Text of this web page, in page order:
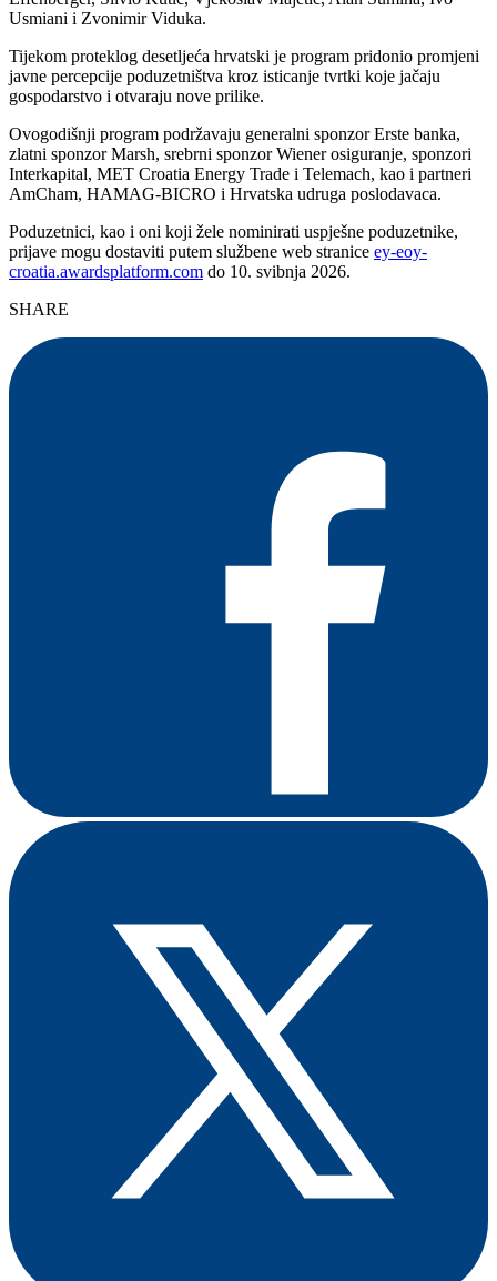
Usmiani i Zvonimir Viduka.
Tijekom proteklog desetljeća hrvatski je program pridonio promjeni
javne percepcije poduzetništva kroz isticanje tvrtki koje jačaju
gospodarstvo i otvaraju nove prilike.
Ovogodišnji program podržavaju generalni sponzor Erste banka,
zlatni sponzor Marsh, srebrni sponzor Wiener osiguranje, sponzori
Interkapital, MET Croatia Energy Trade i Telemach, kao i partneri
AmCham, HAMAG-BICRO i Hrvatska udruga poslodavaca.
Poduzetnici, kao i oni koji žele nominirati uspješne poduzetnike,
prijave mogu dostaviti putem službene web stranice ey-eoy-
croatia.awardsplatform.com do 10. svibnja 2026.
SHARE